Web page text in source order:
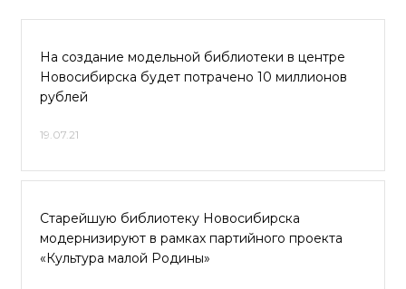
На создание модельной библиотеки в центре
Новосибирска будет потрачено 10 миллионов
рублей
19.07.21
Старейшую библиотеку Новосибирска
модернизируют в рамках партийного проекта
«Культура малой Родины»